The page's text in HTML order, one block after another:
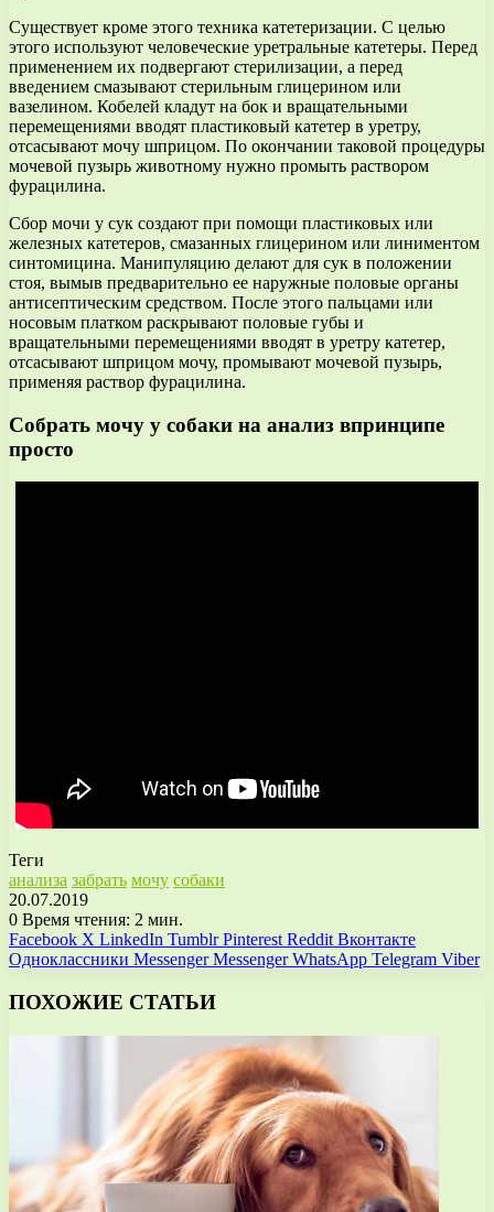
Существует кроме этого техника катетеризации. С целью
этого используют человеческие уретральные катетеры. Перед
применением их подвергают стерилизации, а перед
введением смазывают стерильным глицерином или
вазелином. Кобелей кладут на бок и вращательными
перемещениями вводят пластиковый катетер в уретру,
отсасывают мочу шприцом. По окончании таковой процедуры
мочевой пузырь животному нужно промыть раствором
фурацилина.
Сбор мочи у сук создают при помощи пластиковых или
железных катетеров, смазанных глицерином или линиментом
синтомицина. Манипуляцию делают для сук в положении
стоя, вымыв предварительно ее наружные половые органы
антисептическим средством. После этого пальцами или
носовым платком раскрывают половые губы и
вращательными перемещениями вводят в уретру катетер,
отсасывают шприцом мочу, промывают мочевой пузырь,
применяя раствор фурацилина.
Собрать мочу у собаки на анализ впринципе
просто
Теги
анализа забрать мочу собаки
20.07.2019
0 Время чтения: 2 мин.
Facebook X LinkedIn Tumblr Pinterest Reddit Вконтакте
Одноклассники Messenger Messenger WhatsApp Telegram Viber
ПОХОЖИЕ СТАТЬИ